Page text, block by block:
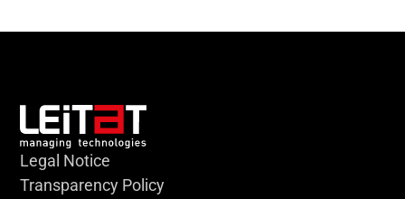
Legal Notice
Transparency Policy